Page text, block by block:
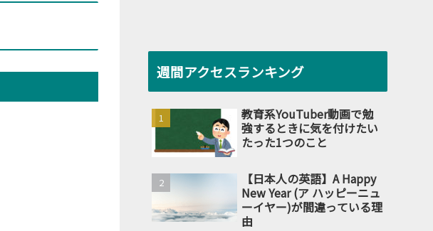
週間アクセスランキング
教育系YouTuber動画で勉
強するときに気を付けたい
たった1つのこと
【日本人の英語】A Happy
New Year (ア ハッピーニュ
ーイヤー)が間違っている理
由